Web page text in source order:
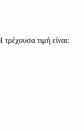
τρέχουσα τιμή είναι: